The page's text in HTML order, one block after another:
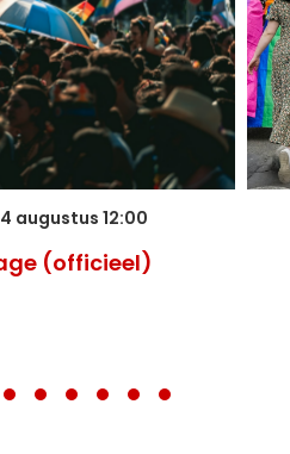
augustus 12:00
(officieel)